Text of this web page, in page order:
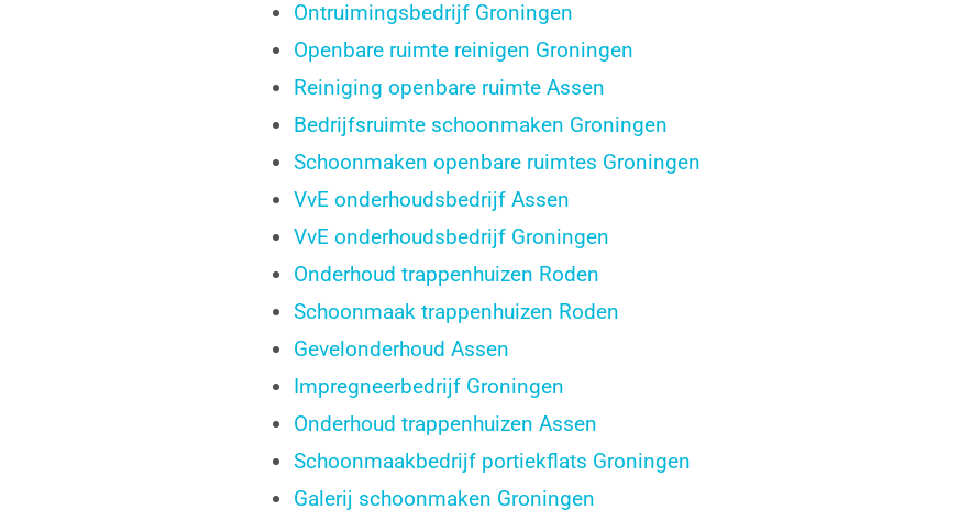
Ontruimingsbedrijf Groningen
Openbare ruimte reinigen Groningen
Reiniging openbare ruimte Assen
Bedrijfsruimte schoonmaken Groningen
Schoonmaken openbare ruimtes Groningen
VvE onderhoudsbedrijf Assen
VvE onderhoudsbedrijf Groningen
Onderhoud trappenhuizen Roden
Schoonmaak trappenhuizen Roden
Gevelonderhoud Assen
Impregneerbedrijf Groningen
Onderhoud trappenhuizen Assen
Schoonmaakbedrijf portiekflats Groningen
Galerij schoonmaken Groningen